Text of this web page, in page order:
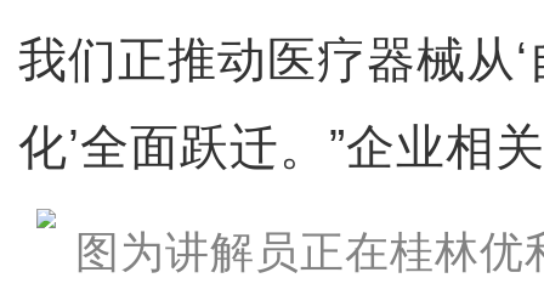
我们正推动医疗器械从‘
化’全面跃迁。”企业相